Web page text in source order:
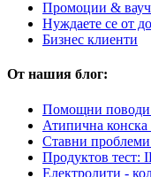
Промоции &
Нуждаете се от
Бизнес клиенти
От нашия блог:
Помощни
Атипична
Ставни
Продуктов тест:
Електролити -